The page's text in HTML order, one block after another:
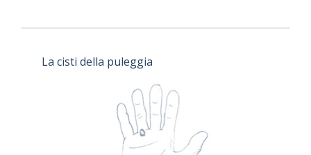
La cisti della puleggia